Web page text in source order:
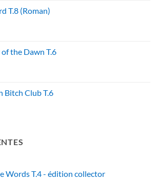
T.8 (Roman)
the Dawn T.6
Bitch Club T.6
Words T.4 - édition collector